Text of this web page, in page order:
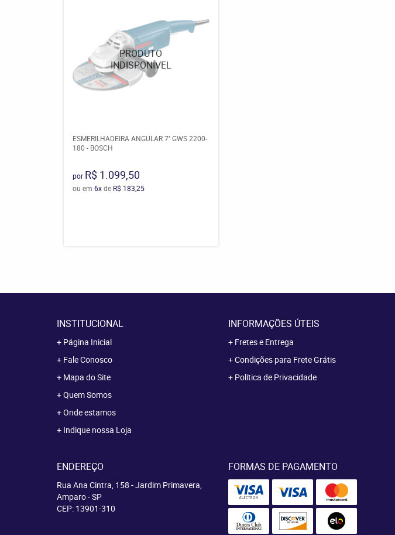
ESMERILHADEIRA ANGULAR 7'' GWS 2200-
180 - BOSCH
por R$ 1.099,50
ou em 6xde R$ 183,25
INSTITUCIONAL
Página Inicial
Fale Conosco
Mapa do Site
Quem Somos
Onde estamos
Indique nossa Loja
INFORMAÇÕES ÚTEIS
Fretes e Entrega
Condições para Frete Grátis
Política de Privacidade
ENDEREÇO
Rua Ana Cintra, 158 -Jardim Primavera,
Amparo-SP
CEP: 13901-310
FORMAS DE PAGAMENTO